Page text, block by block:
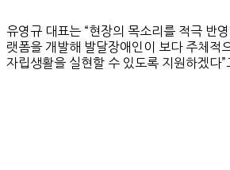
유영규 대표는 “현장의 목소리를 적극 반
랫폼을 개발해 발달장애인이 보다 주체적
자립생활을 실현할 수 있도록 지원하겠다”